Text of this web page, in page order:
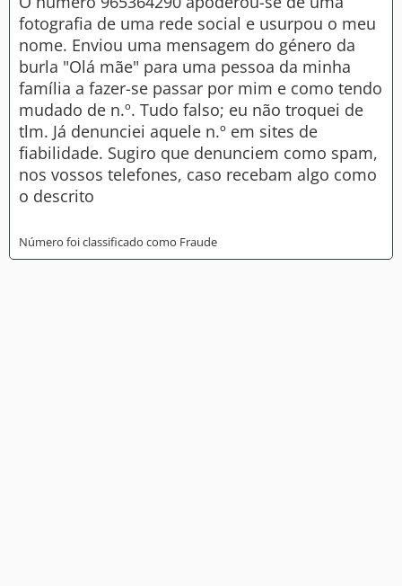
fotografia de uma rede social e usurpou o meu
nome. Enviou uma mensagem do género da
burla "Olá mãe" para uma pessoa da minha
família a fazer-se passar por mim e como tendo
mudado de n.º. Tudo falso; eu não troquei de
tlm. Já denunciei aquele n.º em sites de
fiabilidade. Sugiro que denunciem como spam,
nos vossos telefones, caso recebam algo como
o descrito
Número foi classificado como Fraude